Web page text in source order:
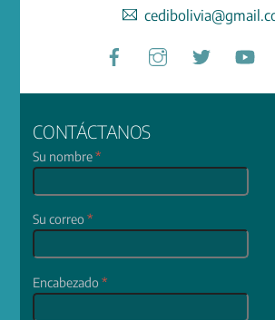
Facebook
CONTÁCTANOS
Su nombre*
Su correo*
Encabezado*